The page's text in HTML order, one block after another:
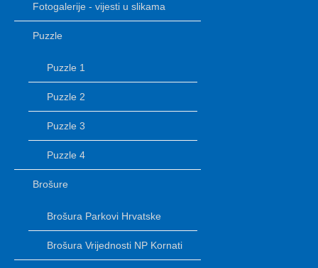
Fotogalerije - vijesti u slikama
Puzzle
Puzzle 1
Puzzle 2
Puzzle 3
Puzzle 4
Brošure
Brošura Parkovi Hrvatske
Brošura Vrijednosti NP Kornati